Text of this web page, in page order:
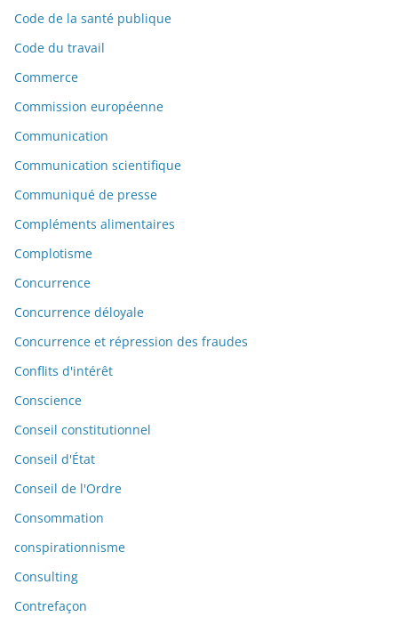
Code de la santé publique
Code du travail
Commerce
Commission européenne
Communication
Communication scientifique
Communiqué de presse
Compléments alimentaires
Complotisme
Concurrence
Concurrence déloyale
Concurrence et répression des fraudes
Conflits d'intérêt
Conscience
Conseil constitutionnel
Conseil d'État
Conseil de l'Ordre
Consommation
conspirationnisme
Consulting
Contrefaçon